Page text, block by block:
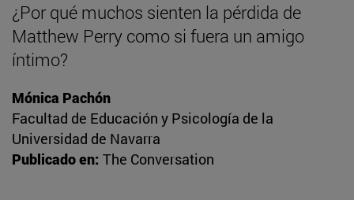
¿Por qué muchos sienten la pérdida de
Matthew Perry como si fuera un amigo
íntimo?
Mónica Pachón
Facultad de Educación y Psicología de la
Universidad de Navarra
Publicado en: The Conversation